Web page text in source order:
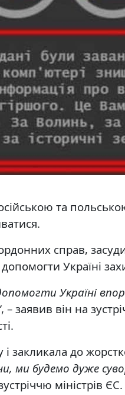
та
справ,
Україні
Україні
, – заявив він на
закликала до
ми будемо дуже
міністрів ЄС.